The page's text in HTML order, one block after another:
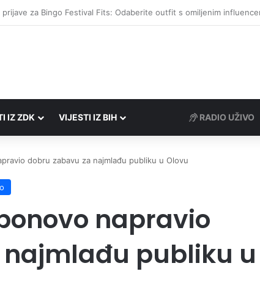
društvima podrška u iznosu od 138.000 KM
IZ ZDK VIJESTI IZ BIH RADIO UŽIVO
dobru zabavu za najmlađu publiku u Olovu
napravio
publiku u